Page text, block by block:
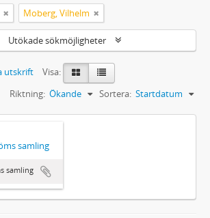
Moberg, Vilhelm
Utökade sökmöjligheter
utskrift
Visa:
Sortera: Startdatum
Riktning: Ökande
samling
samling